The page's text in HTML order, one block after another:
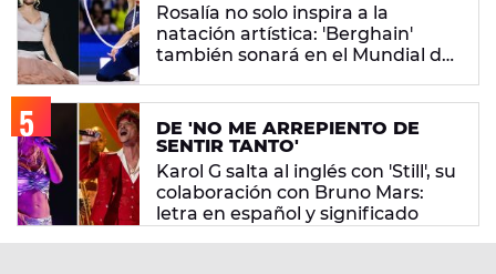
Rosalía no solo inspira a la
natación artística: 'Berghain'
también sonará en el Mundial de
DE 'NO ME ARREPIENTO DE
SENTIR TANTO'
Karol G salta al inglés con 'Still', su
colaboración con Bruno Mars:
letra en español y significado